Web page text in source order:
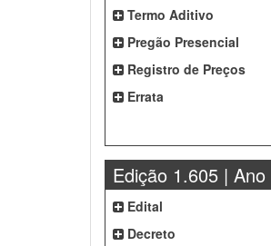
Termo Aditivo
Pregão Presencial
Registro de Preços
Errata
Edição 1.605 | Ano
Edital
Decreto